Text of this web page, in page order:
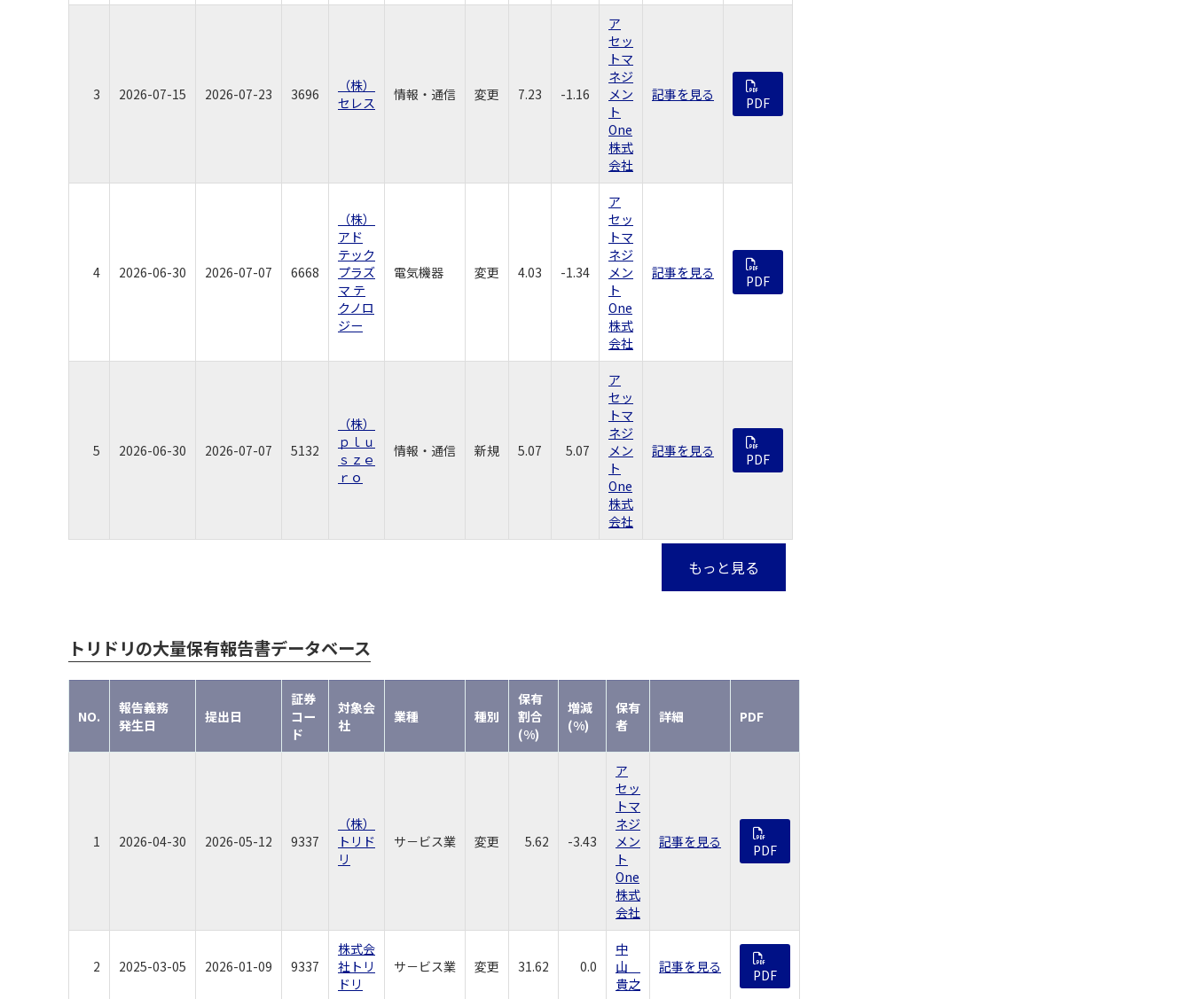
3 2026-07-15 2026-07-23 3696
（株）
セレス
情報・通信 変更 7.23 -1.16
ア
セッ
トマ
ネジ
メン
ト
One
株式
会社
記事を見る PDF
4 2026-06-30 2026-07-07 6668
（株）
アド
テック
プラズ
マ テ
クノロ
ジー
電気機器 変更 4.03 -1.34
ア
セッ
トマ
ネジ
メン
ト
One
株式
会社
記事を見る PDF
5 2026-06-30 2026-07-07 5132
（株）
ｐｌｕ
ｓｚｅ
ｒｏ
情報・通信 新規 5.07 5.07
ア
セッ
トマ
ネジ
メン
ト
One
株式
会社
記事を見る PDF
もっと見る
トリドリの大量保有報告書データベース
NO.
報告義務
発生日
提出日
証券
コー
ド
対象会
社
業種 種別
保有
割合
(%)
増減
(%)
保有
者
詳細 PDF
1 2026-04-30 2026-05-12 9337
（株）
トリド
リ
サ－ビス業 変更 5.62 -3.43
ア
セッ
トマ
ネジ
メン
ト
One
株式
会社
記事を見る PDF
2 2025-03-05 2026-01-09 9337
株式会
社トリ
ドリ
サ－ビス業 変更 31.62 0.0
中
山
貴之
記事を見る PDF